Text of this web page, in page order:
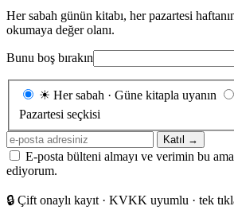
Her sabah günün kitabı, her pazartesi
okumaya değer olanı.
Bunu boş bırakın
Gönderim
☀ Her sabah · Güne kitapla uyanın
Pazartesi seçkisi
E-
posta
adresiniz
Katıl →
E-posta bülteni almayı ve verimin bu
ediyorum.
🔒 Çift onaylı kayıt · KVKK uyumlu · tek